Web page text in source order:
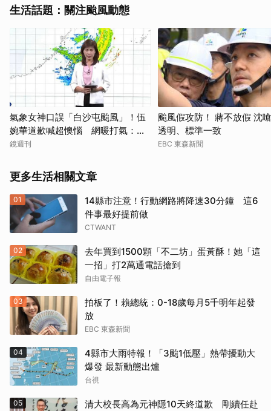
生活話題：關注颱風動態
氣象女神口誤「白沙屯颱風」！伍
婉華道歉喊超懊惱 網暖打氣：覺
得更親切
鏡週刊
颱風假攻防！ 蔣不放假 沈
透明、標準一致
EBC 東森新聞
更多生活相關文章
01
14縣市注意！行動網路將降速30分鐘 這6
件事最好提前做
CTWANT
02
去年買到1500顆「不二坊」蛋黃酥！她「這
一招」打2萬通電話搶到
自由電子報
03
拍板了！賴總統：0-18歲每月5千明年起發
放
EBC 東森新聞
04
4縣市大雨特報！「3颱1低壓」熱帶擾動大
爆發 最新動態出爐
台視
05
清大校長高為元神隱10天終道歉 剛續任赴